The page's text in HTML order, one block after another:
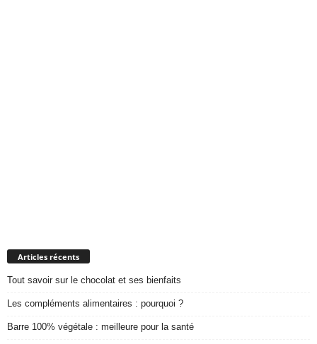
Articles récents
Tout savoir sur le chocolat et ses bienfaits
Les compléments alimentaires : pourquoi ?
Barre 100% végétale : meilleure pour la santé